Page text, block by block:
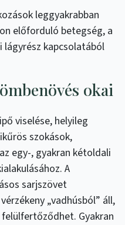
leggyakrabban
előforduló betegség, a
lágyrész kapcsolatából
okai
viselése, helyileg
szokások,
egy-, gyakran kétoldali
A
sarjszövet
„vadhúsból” áll,
Gyakran